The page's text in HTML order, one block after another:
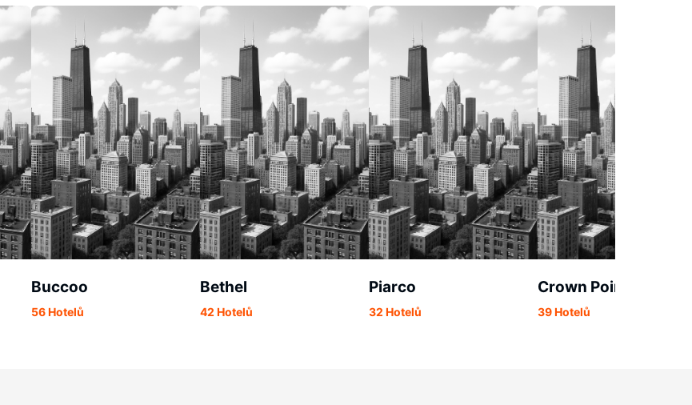
Buccoo
56 Hotelů
Bethel
42 Hotelů
Piarco
32 Hotelů
Crown Point
39 Hotelů